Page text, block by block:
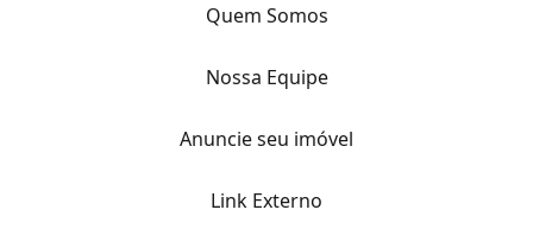
Quem Somos
Nossa Equipe
Anuncie seu imóvel
Link Externo